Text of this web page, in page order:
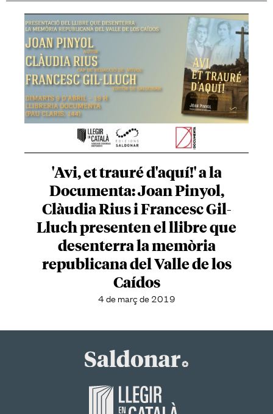
'Avi, et trauré d'aquí!' a la
Documenta: Joan Pinyol,
Clàudia Rius i Francesc Gil-
Lluch presenten el llibre que
desenterra la memòria
republicana del Valle de los
Caídos
4 de març de 2019